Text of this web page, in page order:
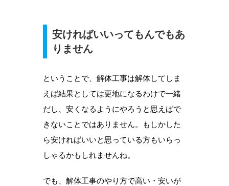
安ければいいってもんでもあ
りません
ということで、解体工事は解体してしま
えば結果としては更地になるわけで一緒
だし、安くなるようにやろうと思えばで
きないことではありません。もしかした
ら安ければいいと思っている方もいらっ
しゃるかもしれませんね。
でも、解体工事のやり方で高い・安いが